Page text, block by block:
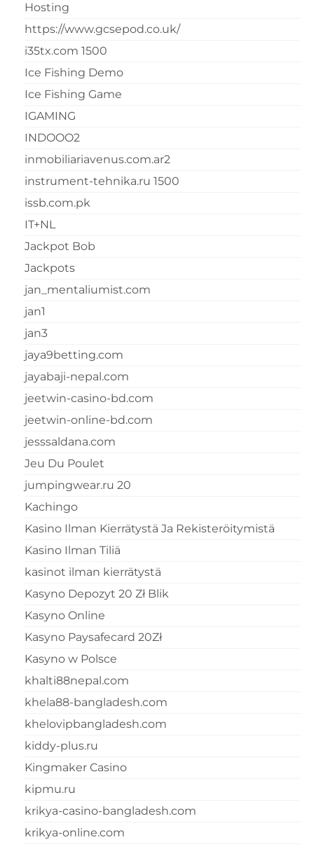
Hosting
https://www.gcsepod.co.uk/
i35tx.com 1500
Ice Fishing Demo
Ice Fishing Game
IGAMING
INDOOO2
inmobiliariavenus.com.ar2
instrument-tehnika.ru 1500
issb.com.pk
IT+NL
Jackpot Bob
Jackpots
jan_mentaliumist.com
jan1
jan3
jaya9betting.com
jayabaji-nepal.com
jeetwin-casino-bd.com
jeetwin-online-bd.com
jesssaldana.com
Jeu Du Poulet
jumpingwear.ru 20
Kachingo
Kasino Ilman Kierrätystä Ja Rekisteröitymistä
Kasino Ilman Tiliä
kasinot ilman kierrätystä
Kasyno Depozyt 20 Zł Blik
Kasyno Online
Kasyno Paysafecard 20Zł
Kasyno w Polsce
khalti88nepal.com
khela88-bangladesh.com
khelovipbangladesh.com
kiddy-plus.ru
Kingmaker Casino
kipmu.ru
krikya-casino-bangladesh.com
krikya-online.com